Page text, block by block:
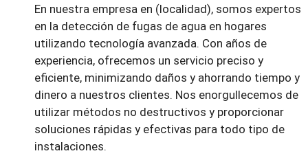
En nuestra empresa en (localidad), somos expertos
en la detección de fugas de agua en hogares
utilizando tecnología avanzada. Con años de
experiencia, ofrecemos un servicio preciso y
eficiente, minimizando daños y ahorrando tiempo y
dinero a nuestros clientes. Nos enorgullecemos de
utilizar métodos no destructivos y proporcionar
soluciones rápidas y efectivas para todo tipo de
instalaciones.